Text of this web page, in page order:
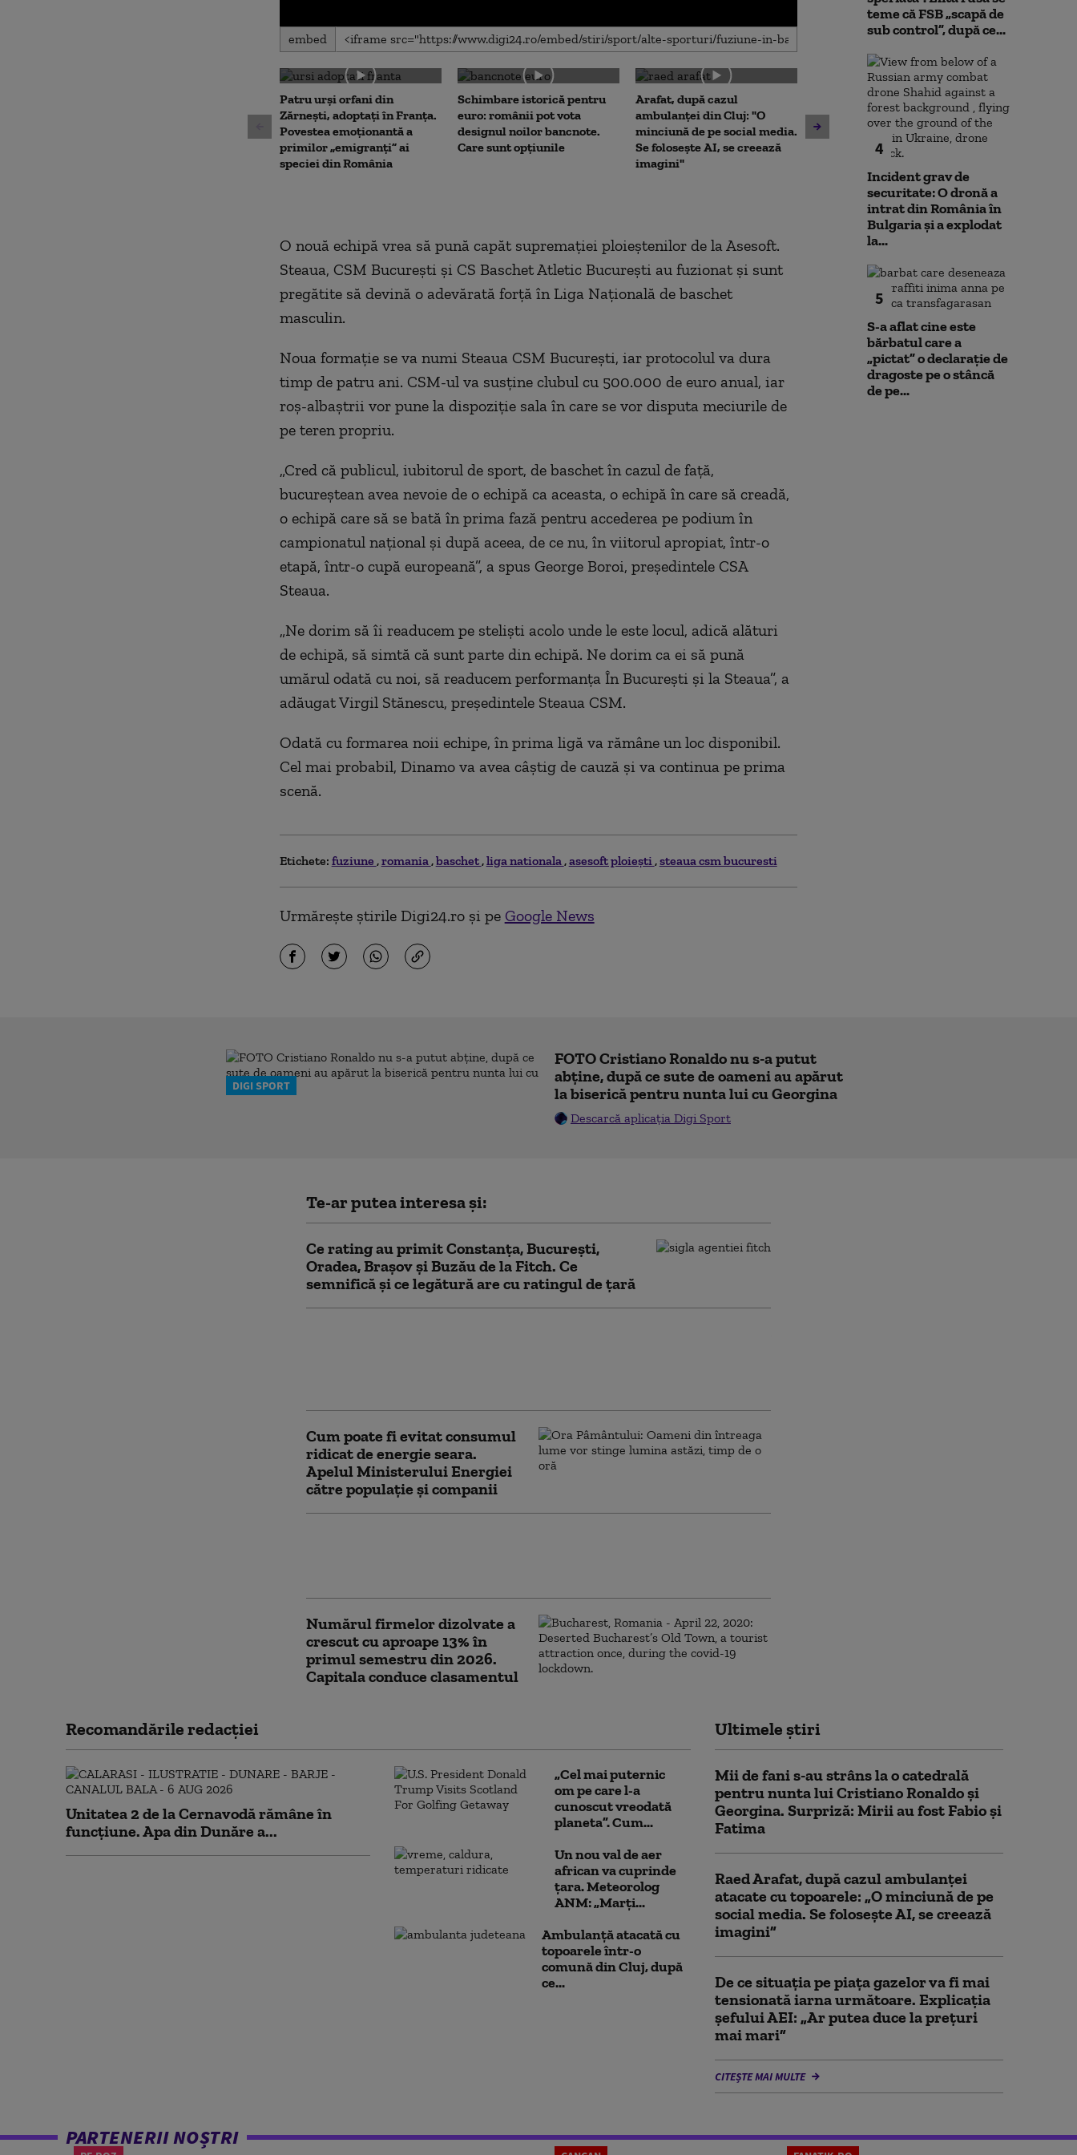
0
seconds
0
secondsVolume
90%
embed
Patru urși orfani din
Zărnești, adoptați în Franța.
Povestea emoționantă a
primilor „emigranți” ai
speciei din România
Schimbare istorică pentru
euro: românii pot vota
designul noilor bancnote.
Care sunt opțiunile
Arafat, după cazul
ambulanței din Cluj: "O
minciună de pe social media.
Se folosește AI, se creează
imagini"
Pistă de avioane pe o
autostradă din România. În
ce situații va putea fi folosită
pentru aterizare
Bebeluș de 11
la volan
O nouă echipă vrea să pună capăt supremaţiei ploieştenilor de la Asesoft.
Steaua, CSM Bucureşti şi CS Baschet Atletic Bucureşti au fuzionat şi sunt
pregătite să devină o adevărată forţă în Liga Naţională de baschet
masculin.
Noua formaţie se va numi Steaua CSM Bucureşti, iar protocolul va dura
timp de patru ani. CSM-ul va susţine clubul cu 500.000 de euro anual, iar
roş-albaştrii vor pune la dispoziţie sala în care se vor disputa meciurile de
pe teren propriu.
„Cred că publicul, iubitorul de sport, de baschet în cazul de față,
bucureștean avea nevoie de o echipă ca aceasta, o echipă în care să creadă,
o echipă care să se bată în prima fază pentru accederea pe podium în
campionatul național și după aceea, de ce nu, în viitorul apropiat, într-o
etapă, într-o cupă europeană”, a spus George Boroi, președintele CSA
Steaua.
„Ne dorim să îi readucem pe steliști acolo unde le este locul, adică alături
de echipă, să simtă că sunt parte din echipă. Ne dorim ca ei să pună
umărul odată cu noi, să readucem performanța În București și la Steaua”, a
adăugat Virgil Stănescu, preşedintele Steaua CSM.
Odată cu formarea noii echipe, în prima ligă va rămâne un loc disponibil.
Cel mai probabil, Dinamo va avea câştig de cauză şi va continua pe prima
scenă.
Etichete: fuziune romania baschet liga nationala asesoft ploieşti steaua csm bucuresti
Urmărește știrile Digi24.ro și pe Google News
teme că FSB „scapă de
sub control”, după ce...
4
Incident grav de
securitate: O dronă a
intrat din România în
Bulgaria şi a explodat
la...
5
S-a aflat cine este
bărbatul care a
„pictat” o declarație de
dragoste pe o stâncă
de pe...
DIGI SPORT
FOTO Cristiano Ronaldo nu s-a putut
abține, după ce sute de oameni au apărut
la biserică pentru nunta lui cu Georgina
Descarcă aplicația Digi Sport
Te-ar putea interesa și:
Ce rating au primit Constanța, București,
Oradea, Brașov și Buzău de la Fitch. Ce
semnifică și ce legătură are cu ratingul de țară
Cum poate fi evitat consumul
ridicat de energie seara.
Apelul Ministerului Energiei
către populație și companii
Numărul firmelor dizolvate a
crescut cu aproape 13% în
primul semestru din 2026.
Capitala conduce clasamentul
Recomandările redacţiei
Unitatea 2 de la Cernavodă rămâne în
funcțiune. Apa din Dunăre a...
„Cel mai puternic
om pe care l-a
cunoscut vreodată
planeta”. Cum...
Un nou val de aer
african va cuprinde
țara. Meteorolog
ANM: „Marți...
Ambulanţă atacată cu
topoarele într-o
comună din Cluj, după
ce...
Ultimele știri
Mii de fani s-au strâns la o catedrală
pentru nunta lui Cristiano Ronaldo şi
Georgina. Surpriză: Mirii au fost Fabio şi
Fatima
Raed Arafat, după cazul ambulanței
atacate cu topoarele: „O minciună de pe
social media. Se folosește AI, se creează
imagini”
De ce situaţia pe piaţa gazelor va fi mai
tensionată iarna următoare. Explicația
șefului AEI: „Ar putea duce la preţuri
mai mari”
CITEȘTE MAI MULTE
PARTENERII NOȘTRI